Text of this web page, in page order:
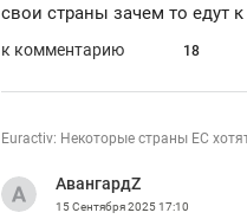
свои страны зачем то едут
к комментарию 18
Euractiv: Некоторые страны ЕС
АвангардZ
15 Сентября 202517:10